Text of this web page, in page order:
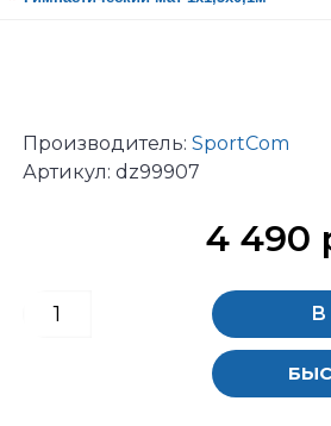
Производитель: SportCom
Артикул: dz99907
4 490